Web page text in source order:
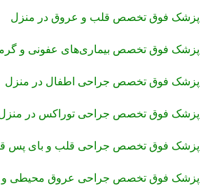
پزشک فوق تخصص قلب و عروق در منزل
پزشک فوق تخصص بیماری‌های عفونی و
پزشک فوق تخصص جراحی اطفال در منزل
پزشک فوق تخصص جراحی توراکس در
پزشک فوق تخصص جراحی قلب و بای پس
پزشک فوق تخصص جراحی عروق محیطی و